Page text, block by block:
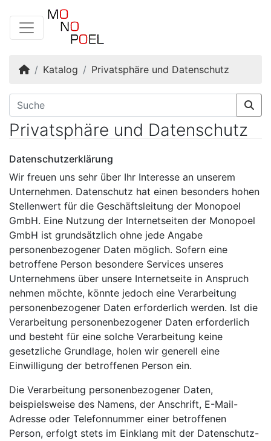
Startseite
Katalog Privatsphäre und Datenschutz
Privatsphäre und Datenschutz
Datenschutzerklärung
Wir freuen uns sehr über Ihr Interesse an unserem
Unternehmen. Datenschutz hat einen besonders hohen
Stellenwert für die Geschäftsleitung der Monopoel
GmbH. Eine Nutzung der Internetseiten der Monopoel
GmbH ist grundsätzlich ohne jede Angabe
personenbezogener Daten möglich. Sofern eine
betroffene Person besondere Services unseres
Unternehmens über unsere Internetseite in Anspruch
nehmen möchte, könnte jedoch eine Verarbeitung
personenbezogener Daten erforderlich werden. Ist die
Verarbeitung personenbezogener Daten erforderlich
und besteht für eine solche Verarbeitung keine
gesetzliche Grundlage, holen wir generell eine
Einwilligung der betroffenen Person ein.
Die Verarbeitung personenbezogener Daten,
beispielsweise des Namens, der Anschrift, E-Mail-
Adresse oder Telefonnummer einer betroffenen
Person, erfolgt stets im Einklang mit der Datenschutz-